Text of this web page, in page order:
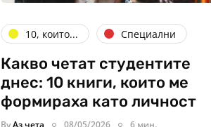
10, които... Специални
Какво четат студентите
днес: 10 книги, които ме
формираха като личност